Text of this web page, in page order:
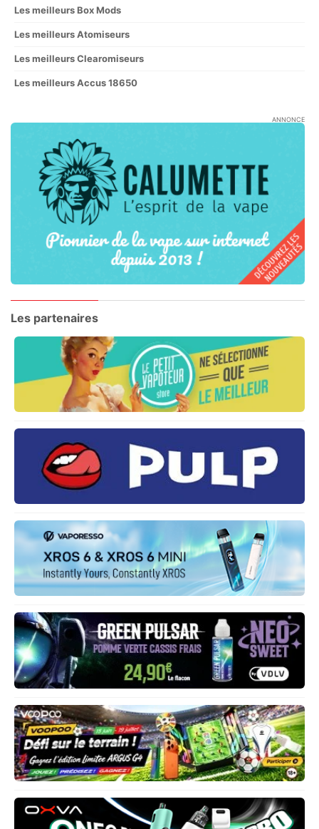
Les meilleurs Box Mods
Les meilleurs Atomiseurs
Les meilleurs Clearomiseurs
Les meilleurs Accus 18650
ANNONCE
Les partenaires